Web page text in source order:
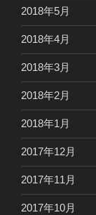
2018年5月
2018年4月
2018年3月
2018年2月
2018年1月
2017年12月
2017年11月
2017年10月